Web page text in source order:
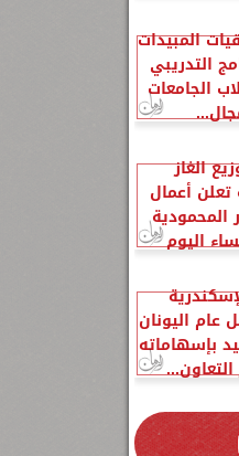
المبيدات
التدريبي
الجامعات
الغاز
تعلن أعمال
المحمودية
اليوم
اليونان
بإسهاماته